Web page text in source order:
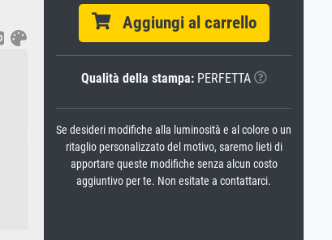
Aggiungi al carrello
Qualità della stampa:PERFETTA
Se desideri modifiche alla luminosità e al colore o un
ritaglio personalizzato del motivo, saremo lieti di
apportare queste modifiche senza alcun costo
aggiuntivo per te. Non esitate a contattarci.